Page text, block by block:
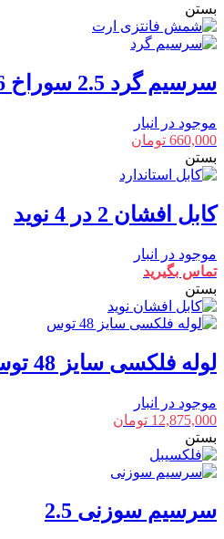
بستن
سرسیم گرد 2.5 سوراخ 6
موجود در انبار
660,000 تومان
بستن
کابل افشان 2 در 4 نوید
موجود در انبار
تماس بگیرید
بستن
لوله فلکسی سایز 48 توس فلکس
موجود در انبار
12,875,000 تومان
بستن
سرسیم سوزنی 2.5